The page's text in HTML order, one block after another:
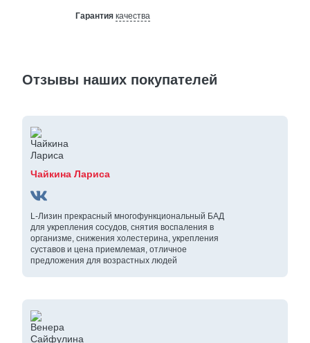
Гарантия качества
Отзывы наших покупателей
Чайкина Лариса
L-Лизин прекрасный многофункциональный БАД
для укрепления сосудов, снятия воспаления в
организме, снижения холестерина, укрепления
суставов и цена приемлемая, отличное
предложения для возрастных людей